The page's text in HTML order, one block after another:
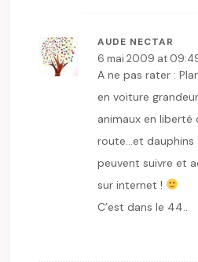
AUDE NECTAR
6 mai 2009 at
A ne pas rater :
en voiture
animaux en liberté
route…et dauphins
peuvent suivre et
sur internet !
C’est dans le 44..